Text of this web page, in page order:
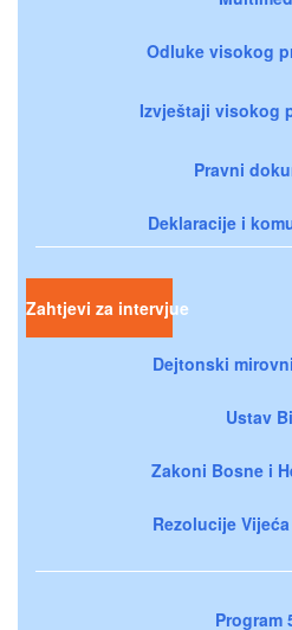
Odluke visokog
Izvještaji visokog
Pravni
Deklaracije i
Zahtjevi za intervjue
Dejtonski
Ustav
Zakoni Bosne i
Rezolucije
Program